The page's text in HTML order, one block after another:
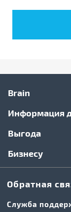
Brain
Информация
Выгода
Бизнесу
Обратная
Служба